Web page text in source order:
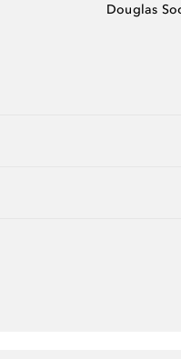
Douglas